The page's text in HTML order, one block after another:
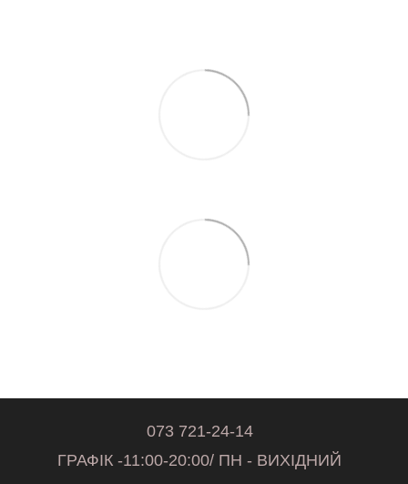
073 721-24-14
ГРАФІК -11:00-20:00/ ПН - ВИХІДНИЙ